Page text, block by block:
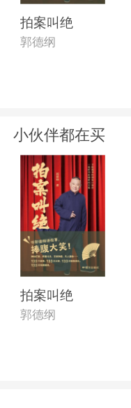
拍案叫绝
郭德纲
小伙伴都在买
拍案叫绝
郭德纲